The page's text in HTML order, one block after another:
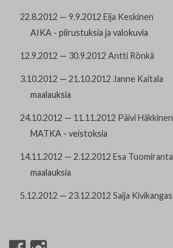
22.8.2012 — 9.9.2012 Eija Keskinen
AIKA - piirustuksia ja valokuvia
12.9.2012 — 30.9.2012 Antti Rönkä
3.10.2012 — 21.10.2012 Janne Kaitala
maalauksia
24.10.2012 — 11.11.2012 Päivi Häkkinen
MATKA - veistoksia
14.11.2012 — 2.12.2012 Esa Tuomiranta
maalauksia
5.12.2012 — 23.12.2012 Saija Kivikangas